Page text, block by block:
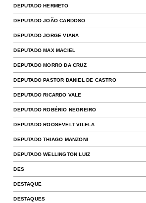
DEPUTADO HERMETO
DEPUTADO JOÃO CARDOSO
DEPUTADO JORGE VIANA
DEPUTADO MAX MACIEL
DEPUTADO MORRO DA CRUZ
DEPUTADO PASTOR DANIEL DE CASTRO
DEPUTADO RICARDO VALE
DEPUTADO ROBÉRIO NEGREIRO
DEPUTADO ROOSEVELT VILELA
DEPUTADO THIAGO MANZONI
DEPUTADO WELLINGTON LUIZ
DES
DESTAQUE
DESTAQUES